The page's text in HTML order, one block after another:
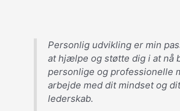
Personlig udvikling er min
at hjælpe og støtte dig i at nå
personlige og professionelle
arbejde med dit mindset og
lederskab.